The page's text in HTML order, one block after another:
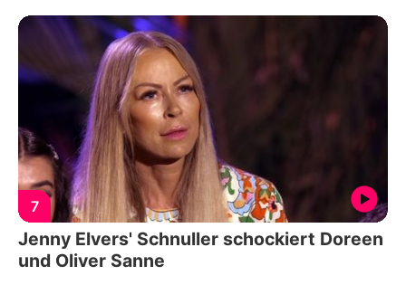
7
Jenny Elvers' Schnuller schockiert Doreen
und Oliver Sanne